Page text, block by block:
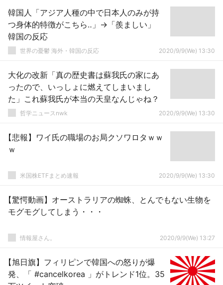
韓国人「アジア人種の中で日本人のみが持
つ身体的特徴がこちら‥」→「羨ましい」
韓国の反応
世界の憂鬱 海外・韓国の反応 2020/9/9(We) 13:30
大化の改新「真の歴史書は蘇我氏の家にあ
ったので、いっしょに燃えてしまいまし
た」これ蘇我氏が本当の天皇なんじゃね？
哲学ニュースnwk 2020/9/9(We) 13:30
【悲報】ワイ氏の職場のお局クソワロタｗｗ
ｗ
米国株ETFまとめ速報 2020/9/9(We) 13:30
【驚愕動画】オーストラリアの蜘蛛、とんでもない生物を
モグモグしてしまう・・・
情報屋さん。 2020/9/9(We) 13:27
【旭日旗】フィリピンで韓国への怒りが爆
発、「 #cancelkorea 」がトレンド1位。35